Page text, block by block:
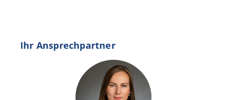
Ihr Ansprechpartner